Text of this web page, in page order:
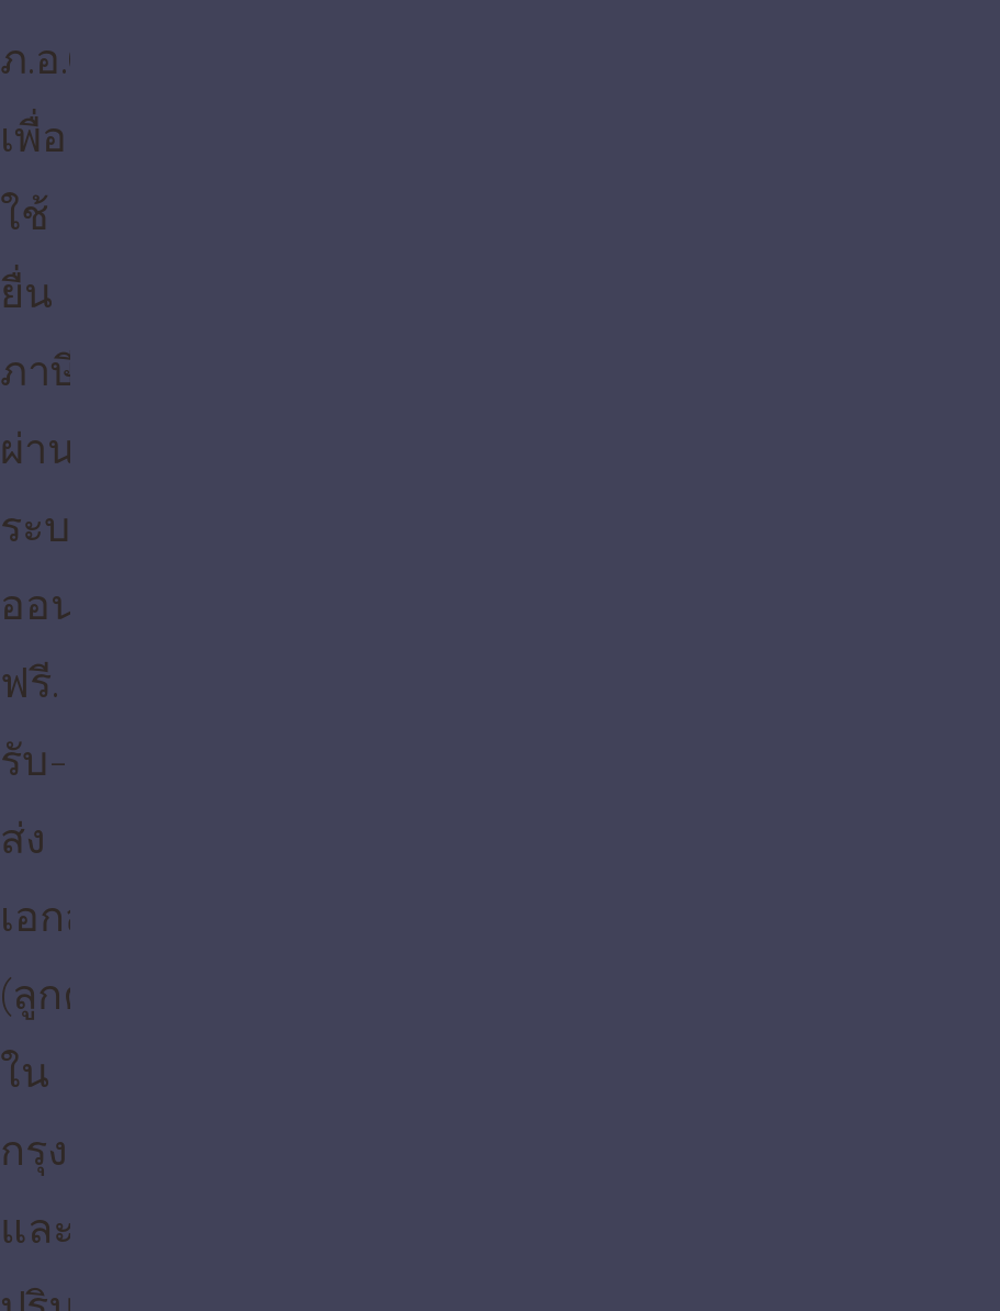
ฟรี.
รับ-ส่ง
เอกสาร
(ลูกค้า
ใน
กรุงเทพ
และ
ปริมณฑล)
Learn More